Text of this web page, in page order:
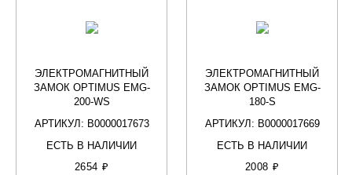
ЭЛЕКТРОМАГНИТНЫЙ
ЗАМОК OPTIMUS EMG-
200-WS
АРТИКУЛ: В0000017673
ЕСТЬ В НАЛИЧИИ
2654 ₽
ЭЛЕКТРОМАГНИТНЫЙ
ЗАМОК OPTIMUS EMG-
180-S
АРТИКУЛ: В0000017669
ЕСТЬ В НАЛИЧИИ
2008 ₽